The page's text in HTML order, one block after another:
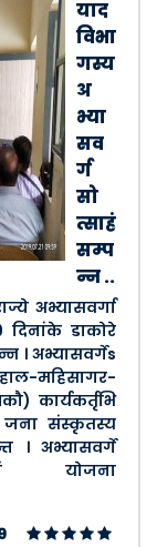
याद
विभा
गस्य
अ
भ्या
सव
र्ग
सो
त्साहं
सम्प
न्न ..
अभ्यासवर्गा
दिनांके डाकोरे
। अभ्यासवर्गेs
कार्यकर्तृभि
जना संस्कृतस्य
। अभ्यासवर्गे
योजना